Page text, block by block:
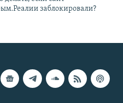
заблокировали?